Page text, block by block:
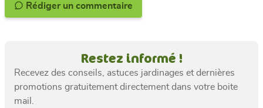
Rédiger un commentaire
Restez informé !
Recevez des conseils, astuces jardinages et dernières
promotions gratuitement directement dans votre boite
mail.